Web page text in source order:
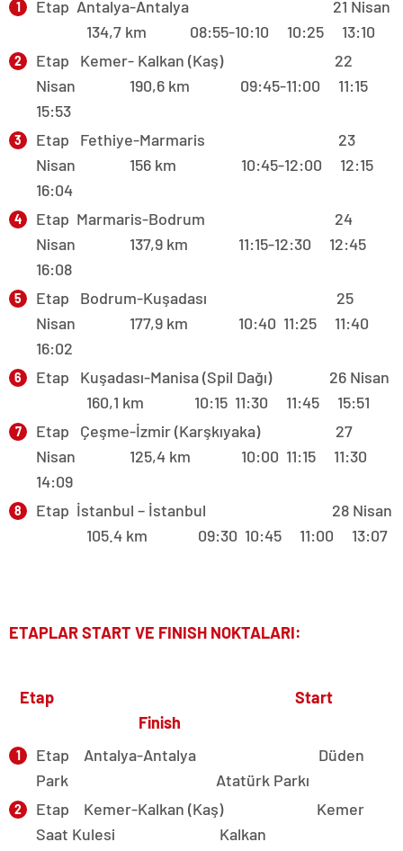
Etap Antalya-Antalya 21 Nisan
134,7 km 08:55-10:10 10:25 13:10
Etap Kemer- Kalkan (Kaş) 22
Nisan 190,6 km 09:45-11:00 11:15
15:53
Etap Fethiye-Marmaris 23
Nisan 156 km 10:45-12:00 12:15
16:04
Etap Marmaris-Bodrum 24
Nisan 137,9 km 11:15-12:30 12:45
16:08
Etap Bodrum-Kuşadası 25
Nisan 177,9 km 10:40 11:25 11:40
16:02
Etap Kuşadası-Manisa (Spil Dağı) 26 Nisan
160,1 km 10:15 11:30 11:45 15:51
Etap Çeşme-İzmir (Karşkıyaka) 27
Nisan 125,4 km 10:00 11:15 11:30
14:09
Etap İstanbul – İstanbul 28 Nisan
105.4 km 09:30 10:45 11:00 13:07
ETAPLAR START VE FINISH NOKTALARI:
Etap Start
Finish
Etap Antalya-Antalya Düden
Park Atatürk Parkı
Etap Kemer-Kalkan (Kaş) Kemer
Saat Kulesi Kalkan